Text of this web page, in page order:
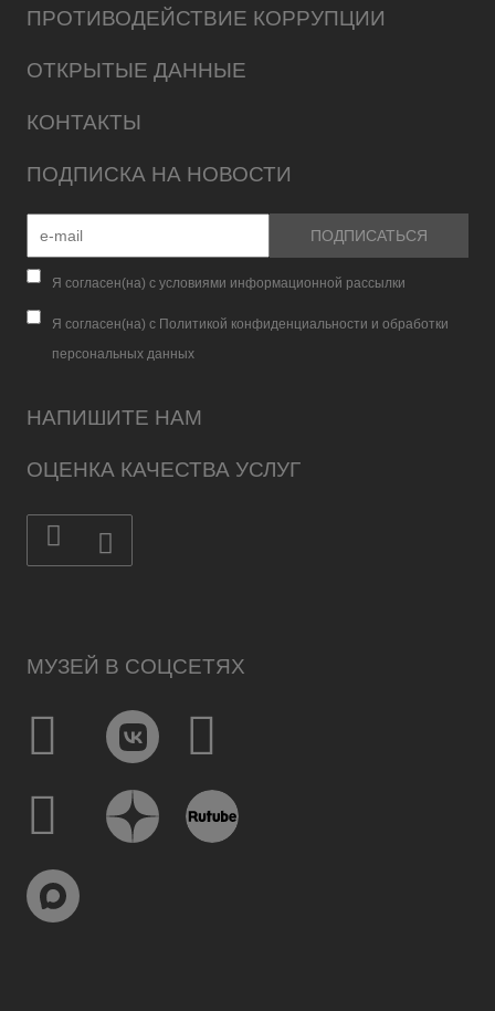
ПРОТИВОДЕЙСТВИЕ КОРРУПЦИИ
ОТКРЫТЫЕ ДАННЫЕ
КОНТАКТЫ
МУЗЕЙ В СОЦСЕТЯХ
ПОДПИСКА НА НОВОСТИ
Я согласен(на) с условиями информационной рассылки
Я согласен(на) с Политикой конфиденциальности и обработки
персональных данных
НАПИШИТЕ НАМ
ОЦЕНКА КАЧЕСТВА УСЛУГ